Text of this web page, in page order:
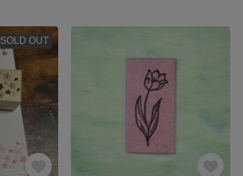
SOLD OUT